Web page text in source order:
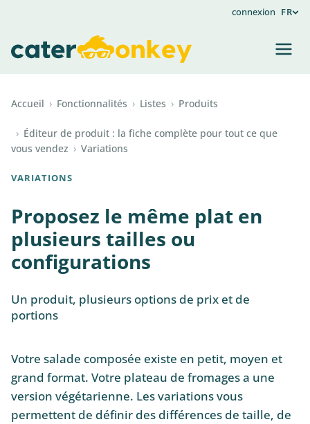
connexion FR
Accueil › Fonctionnalités › Listes › Produits
› Éditeur de produit : la fiche complète pour tout ce que
vous vendez › Variations
VARIATIONS
Proposez le même plat en
plusieurs tailles ou
configurations
Un produit, plusieurs options de prix et de
portions
Votre salade composée existe en petit, moyen et
grand format. Votre plateau de fromages a une
version végétarienne. Les variations vous
permettent de définir des différences de taille, de